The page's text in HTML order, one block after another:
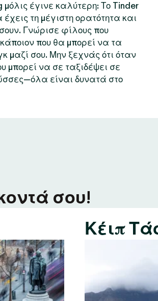
έγινε καλύτερη: Το Tinder
τη μέγιστη ορατότητα και
Γνώρισε φίλους που
που θα μπορεί να τα
μαζί σου. Μην ξεχνάς ότι όταν
μπορεί να σε ταξιδέψει σε
είναι δυνατά στο
σου!
Κέιπ